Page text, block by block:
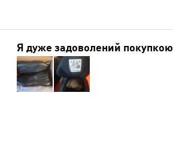
Я дуже задоволений покупкою